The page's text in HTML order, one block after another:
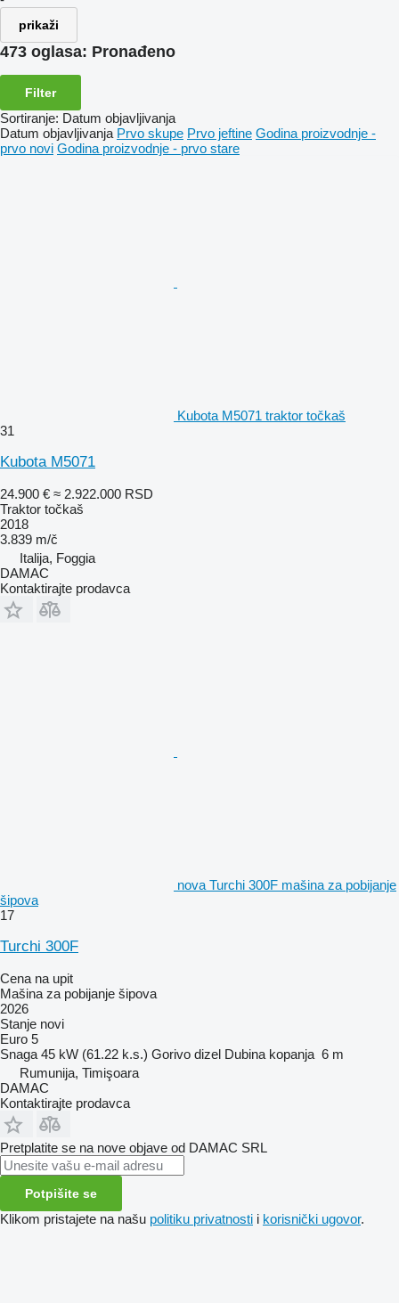
prikaži
473 oglasa: Pronađeno
Filter
Sortiranje: Datum objavljivanja
Datum objavljivanja Prvo skupe Prvo jeftine Godina proizvodnje -
prvo novi Godina proizvodnje - prvo stare
Kubota M5071 traktor točkaš
31
Kubota M5071
24.900 € ≈ 2.922.000 RSD
Traktor točkaš
2018
3.839 m/č
Italija, Foggia
DAMAC
Kontaktirajte prodavca
nova Turchi 300F mašina za pobijanje
šipova
17
Turchi 300F
Cena na upit
Mašina za pobijanje šipova
2026
Stanje novi
Euro 5
Snaga 45 kW (61.22 k.s.) Gorivo dizel Dubina kopanja 6 m
Rumunija, Timişoara
DAMAC
Kontaktirajte prodavca
Pretplatite se na nove objave od DAMAC SRL
Potpišite se
Klikom pristajete na našu politiku privatnosti i korisnički ugovor.